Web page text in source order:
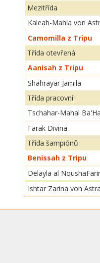
Mezitřída
Kaleah-Mahla von
Camomilla z Tripu
Třída otevřená
Aanisah z Tripu
Shahrayar Jamila
Třída pracovní
Tschahar-Mahal
Farak Divina
Třída šampiónů
Benissah z Tripu
Delayla al
Ishtar Zarina von